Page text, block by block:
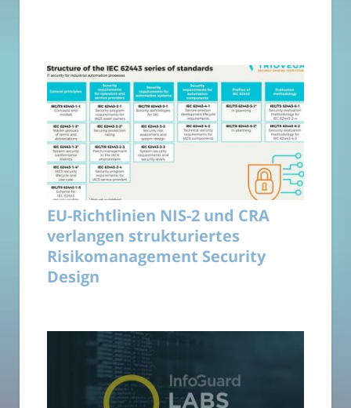
EU-Richtlinien NIS-2 und CRA
verlangen strukturiertes
Risikomanagement Security
Design